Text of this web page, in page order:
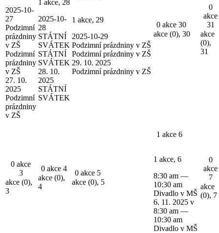
2025-10-
27
Podzimní
prázdniny
v ZŠ
Podzimní
prázdniny
v ZŠ
27. 10.
2025
Podzimní
prázdniny
v ZŠ
1 akce, 28
2025-10-
28
STÁTNÍ
SVÁTEK
STÁTNÍ
SVÁTEK
28. 10.
2025
STÁTNÍ
SVÁTEK
1 akce, 29
2025-10-29
Podzimní prázdniny v ZŠ
Podzimní prázdniny v ZŠ
29. 10. 2025
Podzimní prázdniny v ZŠ
0 akce 30
akce (0), 30
0
akce
31
akce
(0),
31
0 akce
3
akce (0),
3
0 akce 4
akce (0),
4
0 akce 5
akce (0), 5
1 akce 6
1 akce, 6
8:30 am —
10:30 am
Divadlo v MŠ
6. 11. 2025 v
8:30 am —
10:30 am
Divadlo v MŠ
0
akce
7
akce
(0), 7